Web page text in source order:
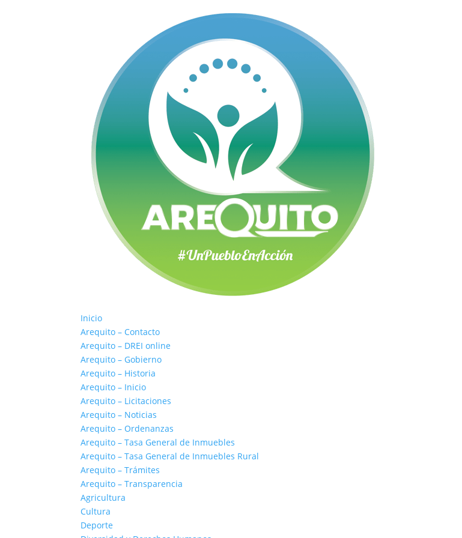
Inicio
Arequito – Contacto
Arequito – DREI online
Arequito – Gobierno
Arequito – Historia
Arequito – Inicio
Arequito – Licitaciones
Arequito – Noticias
Arequito – Ordenanzas
Arequito – Tasa General de Inmuebles
Arequito – Tasa General de Inmuebles Rural
Arequito – Trámites
Arequito – Transparencia
Agricultura
Cultura
Deporte